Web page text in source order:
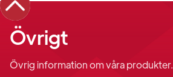
Övrigt
Övrig information om våra produkter.